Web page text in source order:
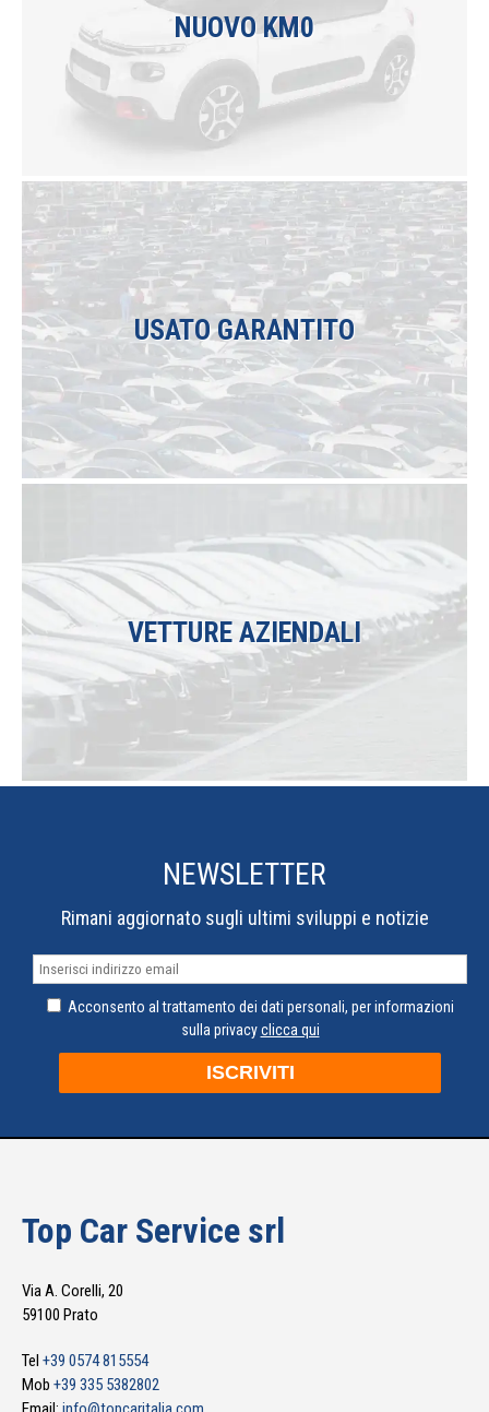
NUOVO KM0
I modelli più recenti ad un prezzo incredibile.
USATO GARANTITO
Tutto il nostro parco auto usato viene garantito
12 mesi.
VETTURE AZIENDALI
Le migliori auto per aziende e liberi
professionisti.
NEWSLETTER
Rimani aggiornato sugli ultimi sviluppi e notizie
Acconsento al trattamento dei dati personali, per informazioni
sulla privacyclicca qui
Top Car Service srl
Via A. Corelli, 20
59100 Prato
Tel +39 0574 815554
Mob +39 335 5382802